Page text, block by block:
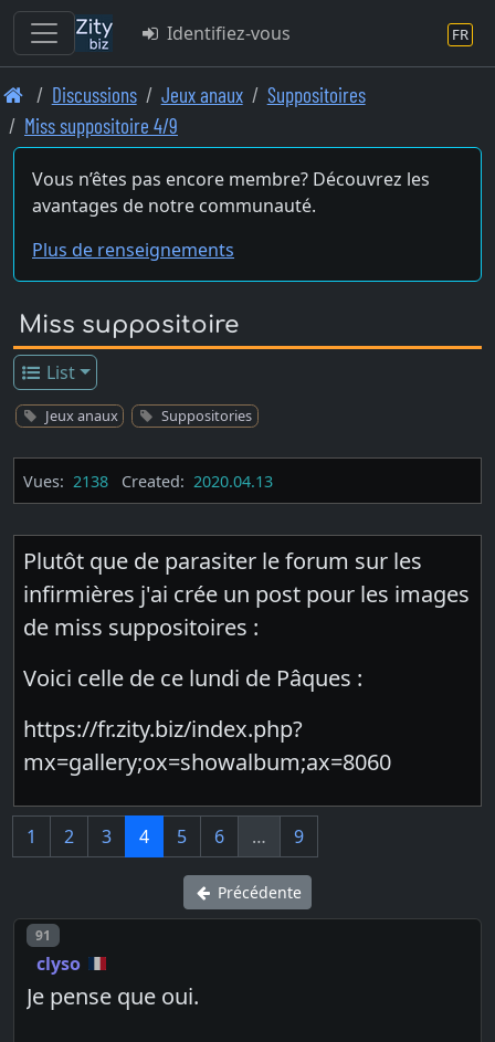
Skip
to
main
content
Identifiez-vous FR
Discussions Jeux anaux
Suppositoires
Miss suppositoire 4/9
Vous n’êtes pas encore membre? Découvrez les
avantages de notre communauté.
Plus de renseignements
Miss suppositoire
List
Jeux anaux Suppositories
Vues: 2138 Created: 2020.04.13
Plutôt que de parasiter le forum sur les
infirmières j'ai crée un post pour les images
de miss suppositoires :
Voici celle de ce lundi de Pâques :
https://fr.zity.biz/index.php?
mx=gallery;ox=showalbum;ax=8060
1 2 3 4 5 6 … 9
Précédente
Post number
91
clyso
Je pense que oui.